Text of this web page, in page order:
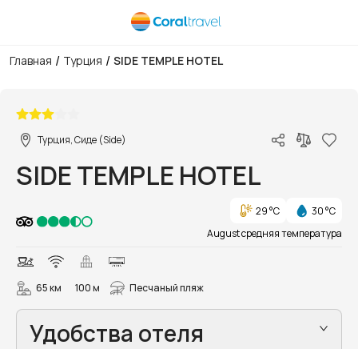
Главная / Турция / SIDE TEMPLE HOTEL
Турция, Сиде (Side)
SIDE TEMPLE HOTEL
29 °C
30 °C
August средняя температура
65 км 100 м Песчаный пляж
Удобства отеля